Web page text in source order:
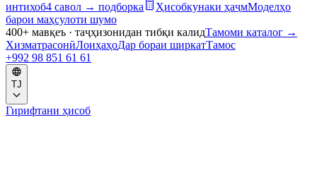
интихоб4 савол → подборка Ҳисобкунаки ҳаҷмМоделҳо
барои маҳсулоти шумо
400+ мавқеъ · таҷҳизонидан тибқи калидТамоми каталог →
ХизматрасонӣЛоиҳаҳоДар бораи ширкатТамос
+992 98 851 61 61
TJ
Гирифтани ҳисоб